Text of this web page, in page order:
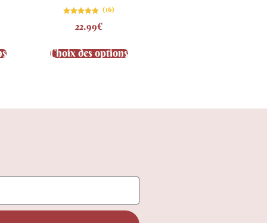
4.81
sur 5
(16)
22.99€
Choix des options